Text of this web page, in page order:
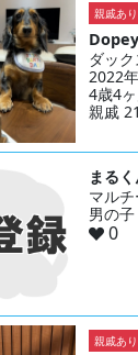
親戚あり
ダッ
2022
4歳4ヶ
親戚
まる
マル
男の子
0
親戚あり